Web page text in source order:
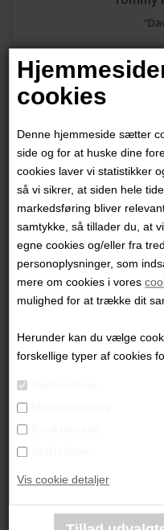
cookies
Denne hjemmeside sætter
side og for at huske dine
cookies laver vi statistikker
så vi sikrer, at siden hele
markedsføring bliver
samtykke, så tillader du, at
egne cookies og/eller fra
personoplysninger, som
mere om cookies i vores
mulighed for at trække dit
Herunder kan du vælge
forskellige typer af cookies
Vis cookie detaljer